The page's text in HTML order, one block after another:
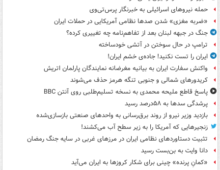
حمله نیروهای اسرائیلی به خبرنگار پرس‌تی‌وی
«ضربه مغزی» شدن صدها نظامی آمریکایی در حملات ایران
جنگ در جبهه لبنان بعد از تفاهم‌نامه چه تغییری کرده؟
ترامپ در حال سوختن در آتشی خودساخته
ایران را تست نکنید! جاده‌ی خشم ایران!
واکنش سفارت ایران به بیانیه مغرضانه نمایندگان پارلمان اتریش
کریدورهای شمالی و جنوبی تنگه هرمز حذف می‌شوند
پاسخ قاطع ملیحه محمدی به نسخه تسلیم‌طلبی روی آنتن BBC
پرشدگی سدها به ۵۸درصد رسید
بازدید وزیر نیرو از روند برق‌رسانی به واحدهای صنعتی بازسازی‌شده
زنجیرهایی که آمریکا را به زیر سطح آب می‌کشند!
تثبیت دستاوردهای نظامی ایران در مرزهای غربی در سایه جنگ رمضان
دانا وایت به بن‌بست رسید
«کمانِ پرنده» چینی برای شکار کروزها به ایران می‌آید